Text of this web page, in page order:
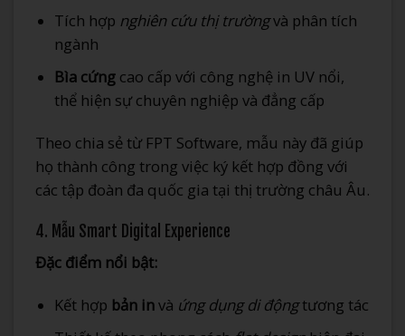
Tích hợp nghiên cứu thị trườngvà phân tích
ngành
Bìa cứngcao cấp với công nghệ in UV nổi,
thể hiện sự chuyên nghiệp và đẳng cấp
Theo chia sẻ từ FPT Software, mẫu này đã giúp
họ thành công trong việc ký kết hợp đồng với
các tập đoàn đa quốc gia tại thị trường châu Âu.
4. Mẫu Smart Digital Experience
Đặc điểm nổi bật:
Kết hợp bản invà ứng dụng di độngtương tác